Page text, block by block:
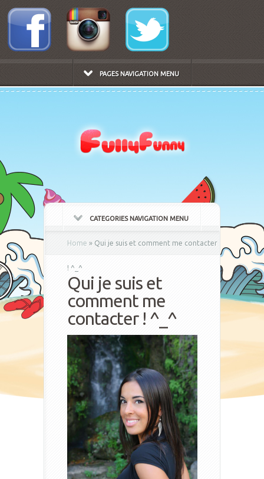
PAGES NAVIGATION MENU
CATEGORIES NAVIGATION MENU
Home » Qui je suis et comment me contacter
! ^_^
Qui je suis et
comment me
contacter ! ^_^